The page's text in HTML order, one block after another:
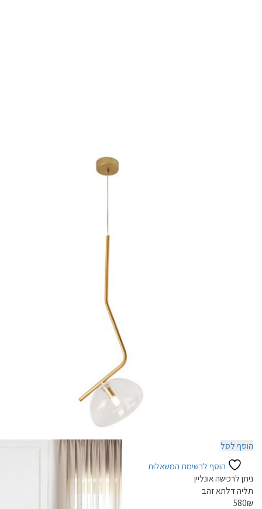
הוסף לסל
הוסף לרשימת המשאלות
ניתן לרכישה אונליין
תליה דלתא זהב
580₪